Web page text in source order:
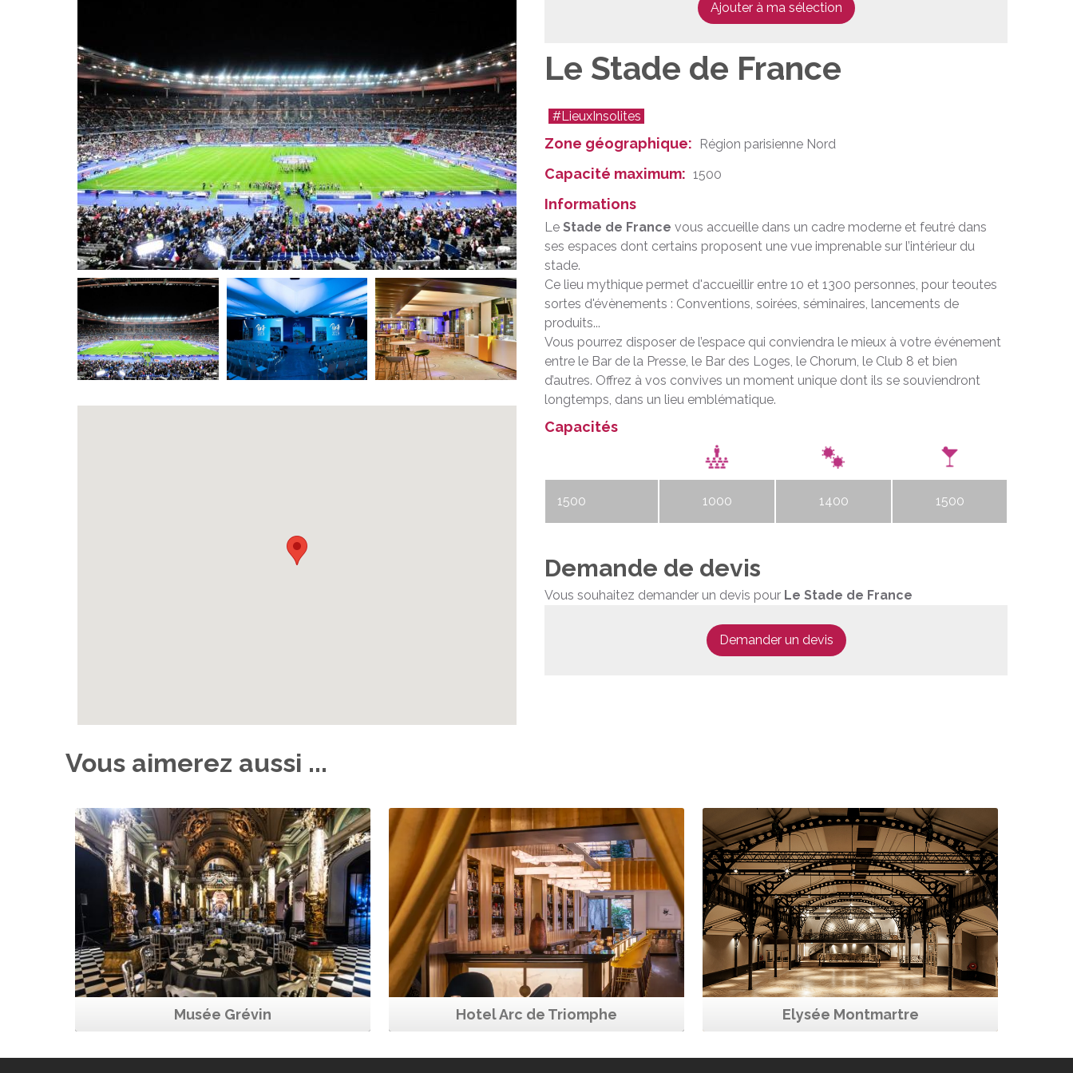
Ajouter à ma sélection
Le Stade de France
#LieuxInsolites
Zone géographique Région parisienne Nord
Capacité maximum 1500
Informations
Le Stade de France vous accueille dans un cadre moderne et feutré dans
ses espaces dont certains proposent une vue imprenable sur l’intérieur du
stade.
Ce lieu mythique permet d'accueillir entre 10 et 1300 personnes, pour teoutes
sortes d'évènements : Conventions, soirées, séminaires, lancements de
produits...
Vous pourrez disposer de l’espace qui conviendra le mieux à votre événement
entre le Bar de la Presse, le Bar des Loges, le Chorum, le Club 8 et bien
d’autres. Offrez à vos convives un moment unique dont ils se souviendront
longtemps, dans un lieu emblématique.
Capacités
Titre
de
1500
Capacité
théâtre
1000
Capacité
repas
1400
Capacité
cocktail
1500
Demande de devis
Vous souhaitez demander un devis pour Le Stade de France
Demander un devis
Vous aimerez aussi ...
MUSÉE GRÉVIN
Capacité maximum 300
Paris Nord
"MuseeMonument #Festif
Musée Grévin
HOTEL ARC DE TRIOMPHE
Capacité maximum
650
Paris Ouest
#Hotel
Hotel Arc de Triomphe
ELYSÉE MONTMARTRE
Capacité maximum 1000
Paris Nord
#CoupsDeCoeur #NouveauLieu
Elysée Montmartre